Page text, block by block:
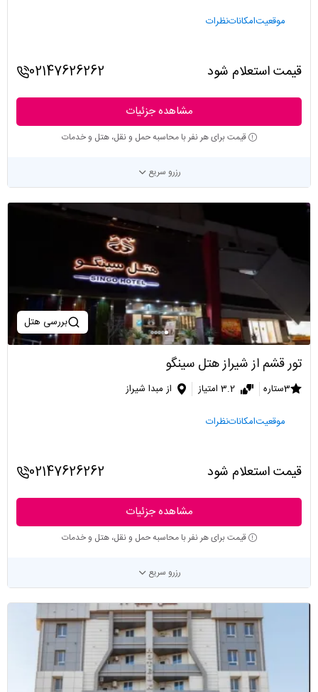
موقعیتامکاناتنظرات
قیمت استعلام شود 02147626262
مشاهده جزئیات
قیمت برای هر نفر با محاسبه حمل و نقل، هتل و خدمات
رزرو سریع
بررسی هتل
تور قشم از شیراز هتل سینگو
3ستاره 3.2 امتیاز از مبدا شیراز
موقعیتامکاناتنظرات
قیمت استعلام شود 02147626262
مشاهده جزئیات
قیمت برای هر نفر با محاسبه حمل و نقل، هتل و خدمات
رزرو سریع